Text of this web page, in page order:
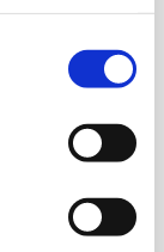
du
du skriver
om at få
have set
Derefter